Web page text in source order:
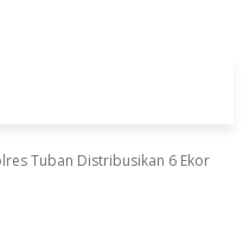
Tuban Distribusikan 6 Ekor